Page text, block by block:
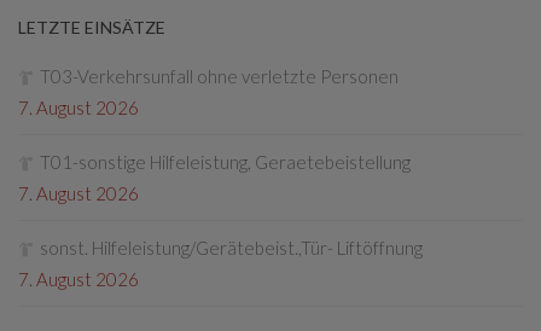
LETZTE EINSÄTZE
T03-Verkehrsunfall ohne verletzte Personen
7. August 2026
T01-sonstige Hilfeleistung, Geraetebeistellung
7. August 2026
sonst. Hilfeleistung/Gerätebeist.,Tür- Liftöffnung
7. August 2026